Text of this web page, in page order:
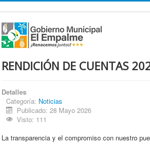
RENDICIÓN DE CUENTAS
Detalles
Categoría: Noticias
Publicado: 28 Mayo 2026
Visto: 111
La transparencia y el compromiso con nuestro